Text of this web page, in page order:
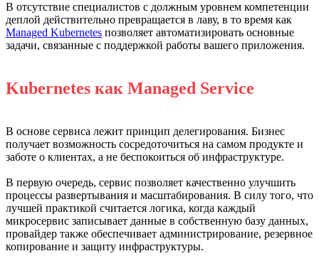
В отсутствие специалистов с должным уровнем компетенции
деплой действительно превращается в лаву, в то время как
Managed Kubernetes позволяет автоматизировать основные
задачи, связанные с поддержкой работы вашего приложения.
Kubernetes как Managed Service
В основе сервиса лежит принцип делегирования. Бизнес
получает возможность сосредоточиться на самом продукте и
заботе о клиентах, а не беспокоиться об инфраструктуре.
В первую очередь, сервис позволяет качественно улучшить
процессы развертывания и масштабирования. В силу того, что
лучшей практикой считается логика, когда каждый
микросервис записывает данные в собственную базу данных,
провайдер также обеспечивает администрирование, резервное
копирование и защиту инфраструктуры.